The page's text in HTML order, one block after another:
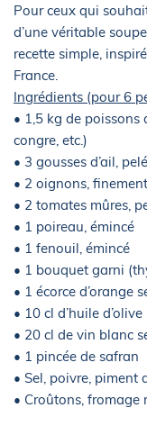
Pour ceux qui
d’une véritable
recette simple,
France.
Ingrédients (pour 6
• 1,5 kg de poissons
congre, etc.)
• 3 gousses d’ail,
• 2 oignons,
• 2 tomates mûres,
• 1 poireau, émincé
• 1 fenouil, émincé
• 1 bouquet garni
• 1 écorce d’orange
• 10 cl d’huile d’olive
• 20 cl de vin blanc
• 1 pincée de safran
• Sel, poivre, piment
• Croûtons,